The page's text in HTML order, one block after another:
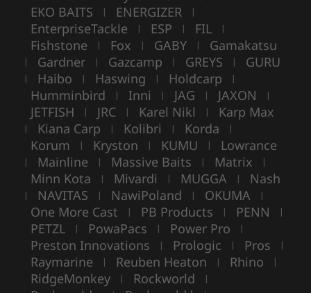
EKO BAITS | ENERGIZER |
EnterpriseTackle | ESP | FIL |
Fishstone | Fox | GABY | Gamakatsu
| Gardner | Gazcamp | GREYS | GURU
| Haibo | Haswing | Holdcarp |
Humminbird | Inni | JAG | JAXON |
JETFISH | JRC | Karel Nikl | Karp Max
| Kiana Carp | Kolibri | Korda |
Korum | Kryston | KUMU | Lowrance
| Mainline | Massive Baits | Matrix |
Minn Kota | Mivardi | MUGGA | Nash
| NAVITAS | NawiPoland | OKUMA |
One More Cast | PB Products | PENN |
PETZL | PowaPacs | Power Pro |
Preston Innovations | Prologic | Pros |
Raymarine | Reuben Heaton | Rhino |
RidgeMonkey | Rockworld |